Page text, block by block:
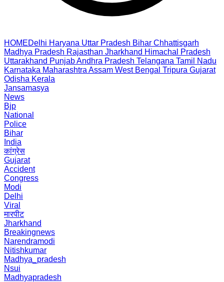
HOMEDelhi Haryana Uttar Pradesh Bihar Chhattisgarh
Madhya Pradesh Rajasthan Jharkhand Himachal Pradesh
Uttarakhand PunjabAndhra Pradesh Telangana Tamil Nadu
Karnataka Maharashtra Assam West Bengal Tripura Gujarat
Odisha Kerala
Jansamasya
News
Bjp
National
Police
Bihar
India
कांग्रेस
Gujarat
Accident
Congress
Modi
Delhi
Viral
मारपीट
Jharkhand
Breakingnews
Narendramodi
Nitishkumar
Madhya_pradesh
Nsui
Madhyapradesh